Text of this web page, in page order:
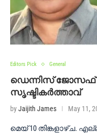
Editors Pick General
ഡെന്നിസ് ജോസഫ്
സൃഷ്ടികർത്താവ്
byJaijith James May 11,
മെയ് 10 തിങ്കളാഴ്ച.